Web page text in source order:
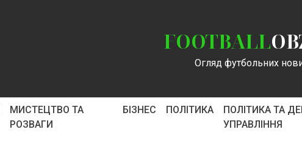
FOOTBALL
Огляд футбольних
МИСТЕЦТВО ТА
РОЗВАГИ
БІЗНЕС ПОЛІТИКА
ПОЛІТИКА ТА
УПРАВЛІННЯ